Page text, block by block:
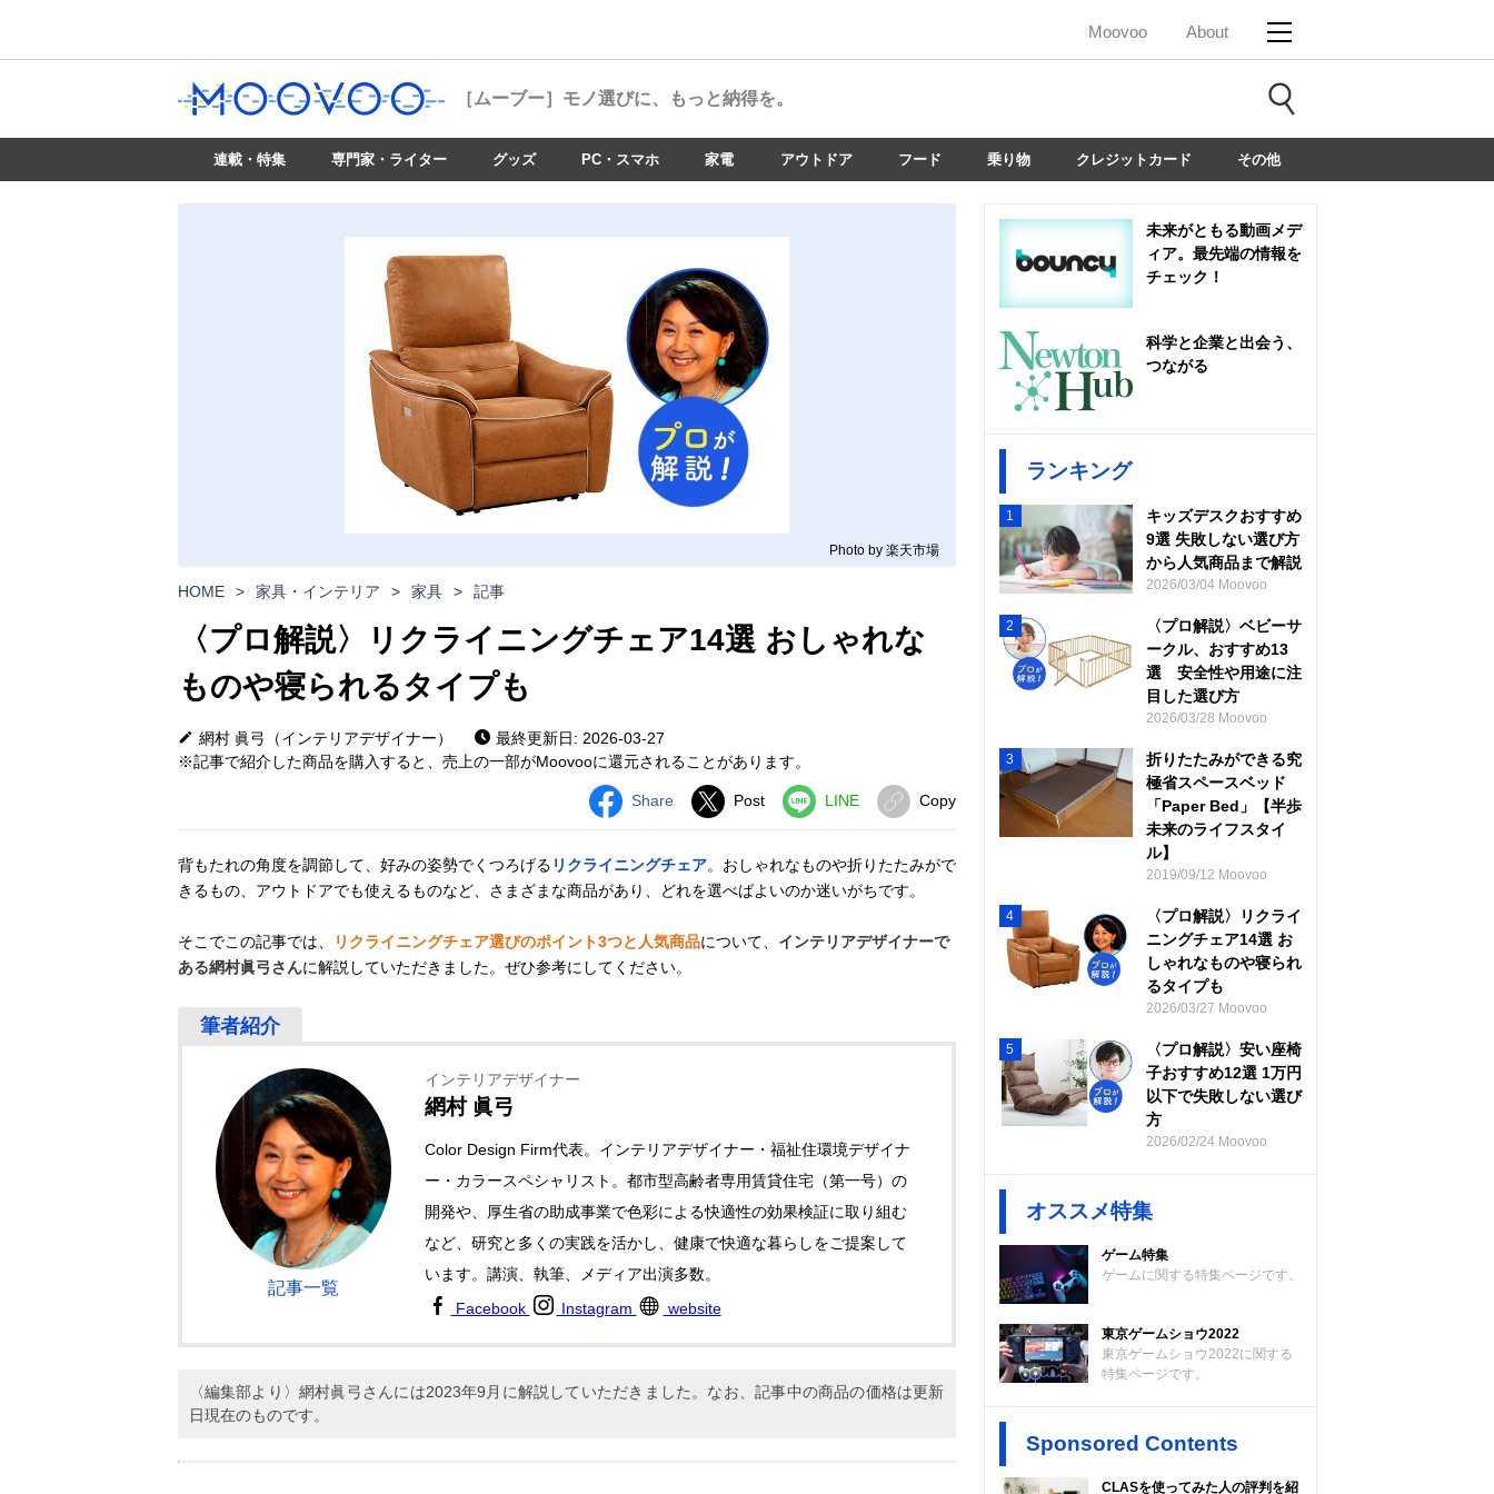
Moovoo About
［ムーブー］ モノ選びに、もっと納得を。
連載・特集 専門家・ライター グッズ PC・スマホ 家電 アウトドア フード 乗り物 クレジットカード その他
Photo by 楽天市場
HOME > 家具・インテリア > 家具 > 記事
〈プロ解説〉リクライニングチェア14選 おしゃれな
ものや寝られるタイプも
網村 眞弓（インテリアデザイナー）
最終更新日: 2026-03-27
※記事で紹介した商品を購入すると、売上の一部がMoovooに還元されることがあります。
Share Post LINE Copy
背もたれの角度を調節して、好みの姿勢でくつろげる リクライニングチェア。おしゃれなものや折りたたみがで
きるもの、アウトドアでも使えるものなど、さまざまな商品があり、どれを選べばよいのか迷いがちです。
そこでこの記事では、 リクライニングチェア選びのポイント3つと人気商品について、 インテリアデザイナーで
ある網村眞弓さんに解説していただきました。ぜひ参考にしてください。
記事一覧
インテリアデザイナー
網村 眞弓
Color Design Firm代表。インテリアデザイナー・福祉住環境デザイナ
ー・カラースペシャリスト。都市型高齢者専用賃貸住宅（第一号）の
開発や、厚生省の助成事業で色彩による快適性の効果検証に取り組む
など、研究と多くの実践を活かし、健康で快適な暮らしをご提案して
います。講演、執筆、メディア出演多数。
Facebook
Instagram website
〈編集部より〉網村眞弓さんには2023年9月に解説していただきました。なお、記事中の商品の価格は更新
日現在のものです。
未来がともる動画メデ
ィア。最先端の情報を
チェック！
科学と企業と出会う、
つながる
ランキング
1
キッズデスクおすすめ
9選 失敗しない選び方
から人気商品まで解説
2026/03/04 Moovoo
2
〈プロ解説〉ベビーサ
ークル、おすすめ13
選 安全性や用途に注
目した選び方
2026/03/28 Moovoo
3
折りたたみができる究
極省スペースベッド
「Paper Bed」【半歩
未来のライフスタイ
ル】
2019/09/12 Moovoo
4
〈プロ解説〉リクライ
ニングチェア14選 お
しゃれなものや寝られ
るタイプも
2026/03/27 Moovoo
5
〈プロ解説〉安い座椅
子おすすめ12選 1万円
以下で失敗しない選び
方
2026/02/24 Moovoo
オススメ特集
ゲーム特集
ゲームに関する特集ページです。
東京ゲームショウ2022
東京ゲームショウ2022に関する
特集ページです。
Sponsored Contents
CLASを使ってみた人の評判を紹